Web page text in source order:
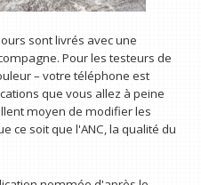
sont livrés avec une
Pour les testeurs de
– votre téléphone est
que vous allez à peine
moyen de modifier les
ce soit que l'ANC, la qualité du